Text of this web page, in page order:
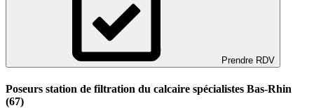
Prendre RDV
Poseurs station de filtration du calcaire spécialistes Bas-Rhin
(67)